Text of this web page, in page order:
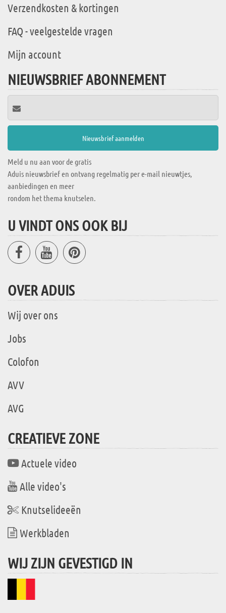
Verzendkosten & kortingen
FAQ - veelgestelde vragen
Mijn account
NIEUWSBRIEF ABONNEMENT
Meld u nu aan voor de gratis
Aduis nieuwsbrief en ontvang regelmatig per e-mail nieuwtjes,
aanbiedingen en meer
rondom het thema knutselen.
U VINDT ONS OOK BIJ
OVER ADUIS
Wij over ons
Jobs
Colofon
AVV
AVG
CREATIEVE ZONE
Actuele video
Alle video's
Knutselideeën
Werkbladen
WIJ ZIJN GEVESTIGD IN